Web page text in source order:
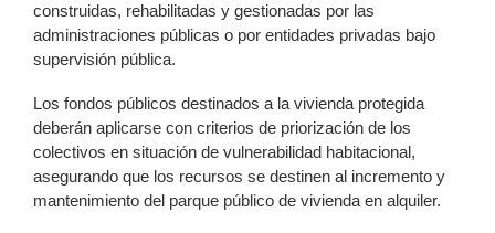
construidas, rehabilitadas y gestionadas por las
administraciones públicas o por entidades privadas bajo
supervisión pública.
Los fondos públicos destinados a la vivienda protegida
deberán aplicarse con criterios de priorización de los
colectivos en situación de vulnerabilidad habitacional,
asegurando que los recursos se destinen al incremento y
mantenimiento del parque público de vivienda en alquiler.